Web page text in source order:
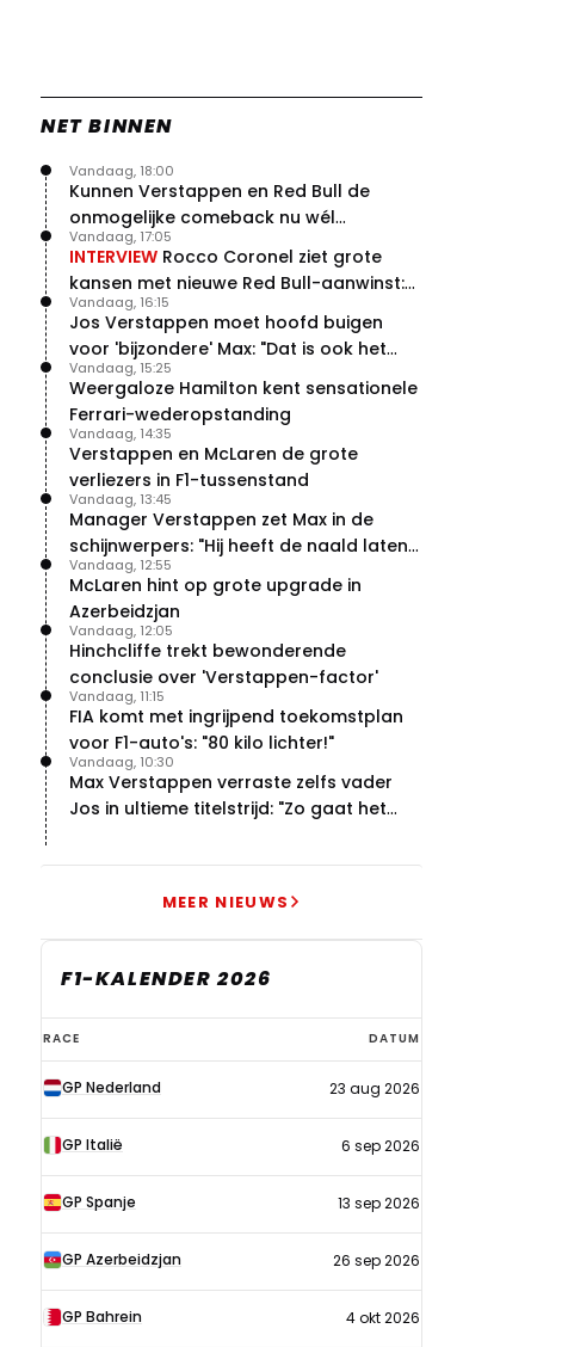
NET BINNEN
Kunnen Verstappen en Red Bull de
onmogelijke comeback nu wél
bewerkstelligen?
Vandaag, 18:00
INTERVIEW Rocco Coronel ziet grote
kansen met nieuwe Red Bull-aanwinst:
"Hij weet de goede weg"
Vandaag, 17:05
Jos Verstappen moet hoofd buigen
voor 'bijzondere' Max: "Dat is ook het
probleem!"
Vandaag, 16:15
Weergaloze Hamilton kent sensationele
Ferrari-wederopstanding
Vandaag, 15:25
Verstappen en McLaren de grote
verliezers in F1-tussenstand
Vandaag, 14:35
Manager Verstappen zet Max in de
schijnwerpers: "Hij heeft de naald laten
bewegen"
Vandaag, 13:45
McLaren hint op grote upgrade in
Azerbeidzjan
Vandaag, 12:55
Hinchcliffe trekt bewonderende
conclusie over 'Verstappen-factor'
Vandaag, 12:05
FIA komt met ingrijpend toekomstplan
voor F1-auto's: "80 kilo lichter!"
Vandaag, 11:15
Max Verstappen verraste zelfs vader
Jos in ultieme titelstrijd: "Zo gaat het
Vandaag, 10:30
MEER NIEUWS
F1-KALENDER 2026
F1-
kalender
2026
RACE DATUM
GP Nederland 23 aug 2026
GP Italië 6 sep 2026
GP Spanje 13 sep 2026
GP Azerbeidzjan 26 sep 2026
GP Bahrein 4 okt 2026